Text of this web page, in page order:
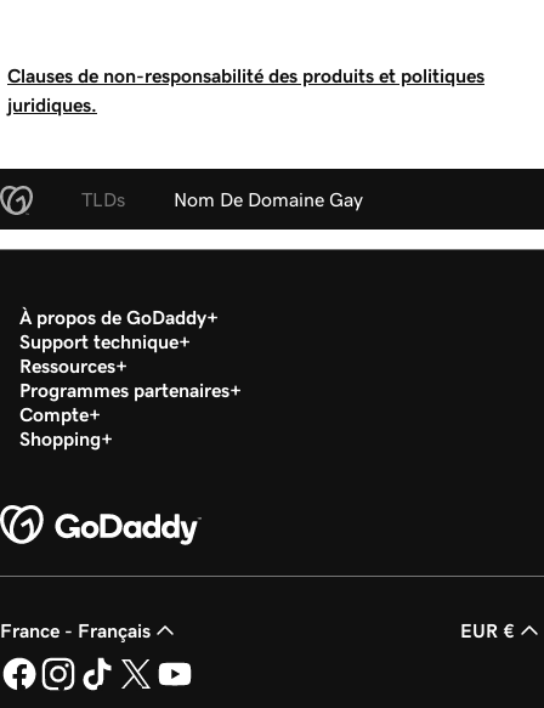
Clauses de non-responsabilité des produits et politiques
juridiques.
TLDs Nom De Domaine Gay
À propos de GoDaddy
Support technique
Ressources
Programmes partenaires
Compte
Shopping
France - Français EUR €